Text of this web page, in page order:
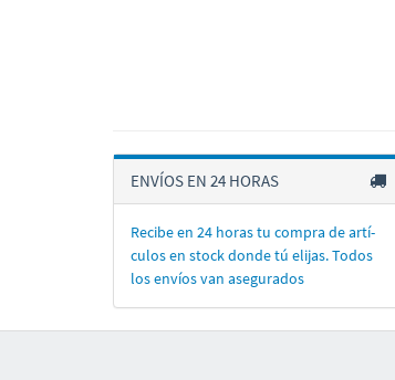
ENVÍOS EN 24 HORAS
Recibe en 24 horas tu compra de artí­
culos en stock donde tú elijas. Todos
los enví­os van asegurados